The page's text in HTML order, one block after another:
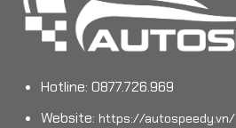
Hotline: 0877.726.969
Website: https://autospeedy.vn/